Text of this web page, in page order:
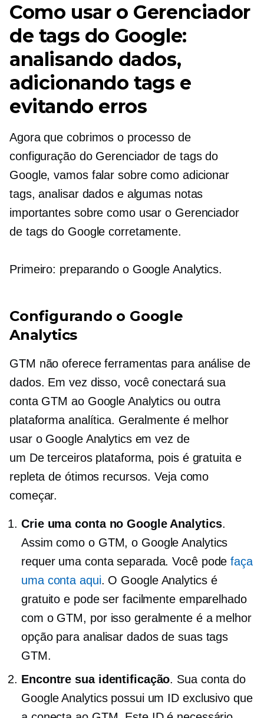
Como usar o Gerenciador
de tags do Google:
analisando dados,
adicionando tags e
evitando erros
Agora que cobrimos o processo de
configuração do Gerenciador de tags do
Google, vamos falar sobre como adicionar
tags, analisar dados e algumas notas
importantes sobre como usar o Gerenciador
de tags do Google corretamente.
Primeiro: preparando o Google Analytics.
Configurando o Google
Analytics
GTM não oferece ferramentas para análise de
dados. Em vez disso, você conectará sua
conta GTM ao Google Analytics ou outra
plataforma analítica. Geralmente é melhor
usar o Google Analytics em vez de
um De terceirosplataforma, pois é gratuita e
repleta de ótimos recursos. Veja como
começar.
Crie uma conta no Google Analytics.
Assim como o GTM, o Google Analytics
requer uma conta separada. Você podefaça
uma conta aqui. O Google Analytics é
gratuito e pode ser facilmente emparelhado
com o GTM, por isso geralmente é a melhor
opção para analisar dados de suas tags
GTM.
Encontre sua identificação. Sua conta do
Google Analytics possui um ID exclusivo que